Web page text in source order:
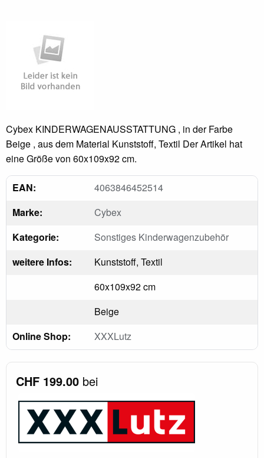
Cybex KINDERWAGENAUSSTATTUNG , in der Farbe
Beige , aus dem Material Kunststoff, Textil Der Artikel hat
eine Größe von 60x109x92 cm.
EAN:
4063846452514
Marke:
Cybex
Kategorie:
Sonstiges Kinderwagenzubehör
weitere Infos:
Kunststoff, Textil
60x109x92 cm
Beige
Online Shop:
XXXLutz
CHF 199.00 bei